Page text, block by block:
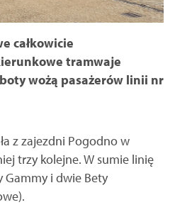
całkowicie
tramwaje
wożą pasażerów linii nr
z zajezdni Pogodno w
trzy kolejne. W sumie linię
Gammy i dwie Bety